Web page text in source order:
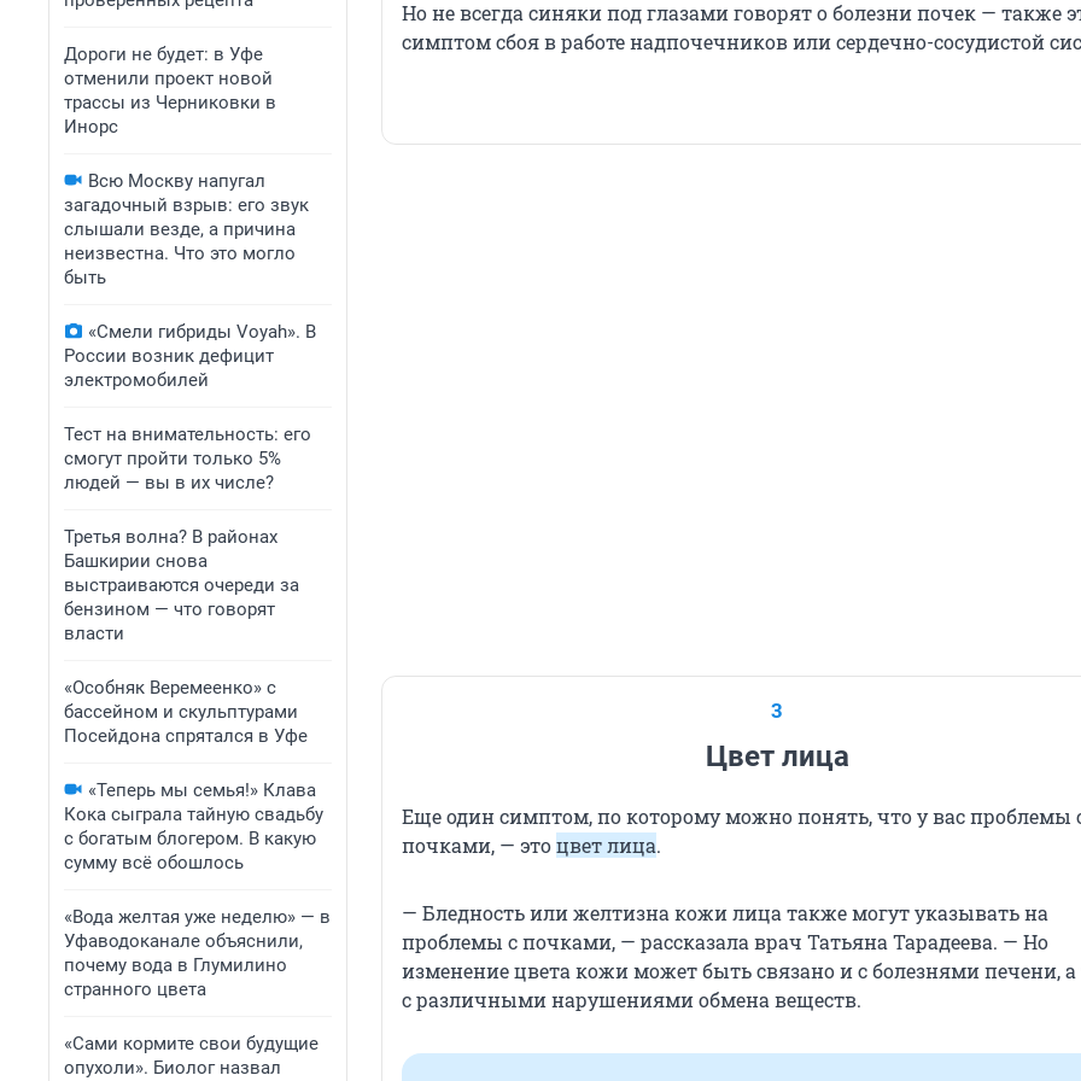
Дороги не будет: в Уфе
отменили проект новой
трассы из Черниковки в
Инорс
Всю Москву напугал
загадочный взрыв: его звук
слышали везде, а причина
неизвестна. Что это могло
быть
«Смели гибриды Voyah». В
России возник дефицит
электромобилей
Тест на внимательность: его
смогут пройти только 5%
людей — вы в их числе?
Третья волна? В районах
Башкирии снова
выстраиваются очереди за
бензином — что говорят
власти
«Особняк Веремеенко» с
бассейном и скульптурами
Посейдона спрятался в Уфе
«Теперь мы семья!» Клава
Кока сыграла тайную свадьбу
с богатым блогером. В какую
сумму всё обошлось
«Вода желтая уже неделю» — в
Уфаводоканале объяснили,
почему вода в Глумилино
странного цвета
«Сами кормите свои будущие
опухоли». Биолог назвал
Но не всегда синяки под глазами говорят о болезни почек — также
симптом сбоя в работе надпочечников или сердечно-сосудистой
3
Цвет лица
Еще один симптом, по которому можно понять, что у вас проблемы
почками, — этоцвет лица.
— Бледность или желтизна кожи лица также могут указывать на
проблемы с почками, — рассказала врач Татьяна Тарадеева. — Но
изменение цвета кожи может быть связано и с болезнями печени,
с различными нарушениями обмена веществ.